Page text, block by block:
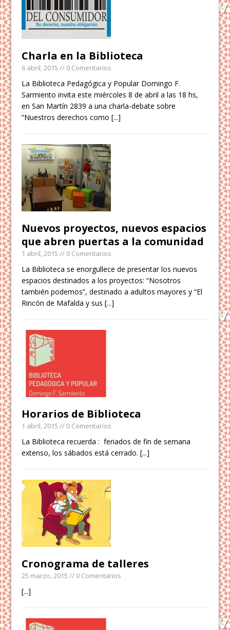
Charla en la Biblioteca
6 abril, 2015 // 0 Comentarios
La Biblioteca Pedagógica y Popular Domingo F.
Sarmiento invita este miércoles 8 de abril a las 18 hs,
en San Martín 2839 a una charla-debate sobre
“Nuestros derechos como[...]
Nuevos proyectos, nuevos espacios
que abren puertas a la comunidad
1 abril, 2015 // 0 Comentarios
La Biblioteca se enorgullece de presentar los nuevos
espacios destinados a los proyectos: “Nosotros
también podemos”, destinado a adultos mayores y “El
Rincón de Mafalda y sus[...]
Horarios de Biblioteca
1 abril, 2015 // 0 Comentarios
La Biblioteca recuerda : feriados de fin de semana
extenso, los sábados está cerrado.[...]
Cronograma de talleres
25 marzo, 2015 // 0 Comentarios
[...]